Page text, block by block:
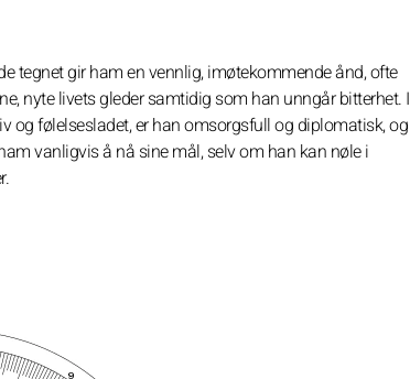
tegnet gir ham en vennlig, imøtekommende ånd, ofte
nyte livets gleder samtidig som han unngår bitterhet. I
og følelsesladet, er han omsorgsfull og diplomatisk, og
vanligvis å nå sine mål, selv om han kan nøle i